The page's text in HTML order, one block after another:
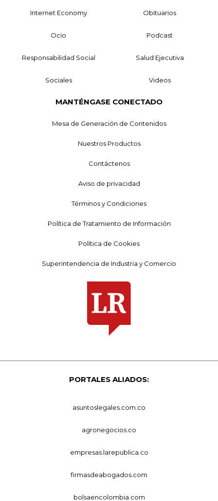
Internet Economy Obituarios
Ocio Podcast
Responsabilidad Social Salud Ejecutiva
Sociales Videos
MANTÉNGASE CONECTADO
Mesa de Generación de Contenidos
Nuestros Productos
Contáctenos
Aviso de privacidad
Términos y Condiciones
Política de Tratamiento de Información
Política de Cookies
Superintendencia de Industria y Comercio
PORTALES ALIADOS:
asuntoslegales.com.co
agronegocios.co
empresas.larepublica.co
firmasdeabogados.com
bolsaencolombia.com